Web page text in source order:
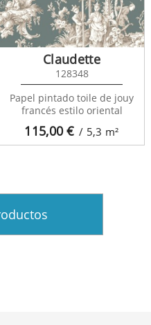
115,00€ / 5,3 m²
Claudette
128348
Papel pintado toile de jouy
francés estilo oriental